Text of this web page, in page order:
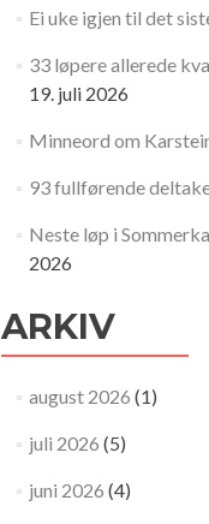
Ei uke igjen til det
33 løpere allerede
19. juli 2026
Minneord om
93 fullførende
Neste løp i
2026
ARKIV
august 2026 (1)
juli 2026 (5)
juni 2026 (4)